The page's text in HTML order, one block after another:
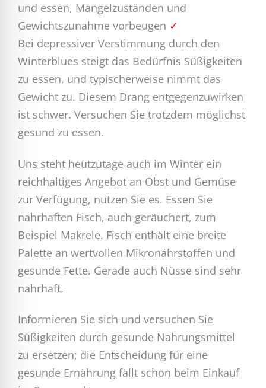
und essen, Mangelzuständen und
Gewichtszunahme vorbeugen ✓
Bei depressiver Verstimmung durch den
Winterblues steigt das Bedürfnis Süßigkeiten
zu essen, und typischerweise nimmt das
Gewicht zu. Diesem Drang entgegenzuwirken
ist schwer. Versuchen Sie trotzdem möglichst
gesund zu essen.
Uns steht heutzutage auch im Winter ein
reichhaltiges Angebot an Obst und Gemüse
zur Verfügung, nutzen Sie es. Essen Sie
nahrhaften Fisch, auch geräuchert, zum
Beispiel Makrele. Fisch enthält eine breite
Palette an wertvollen Mikronährstoffen und
gesunde Fette. Gerade auch Nüsse sind sehr
nahrhaft.
Informieren Sie sich und versuchen Sie
Süßigkeiten durch gesunde Nahrungsmittel
zu ersetzen; die Entscheidung für eine
gesunde Ernährung fällt schon beim Einkauf